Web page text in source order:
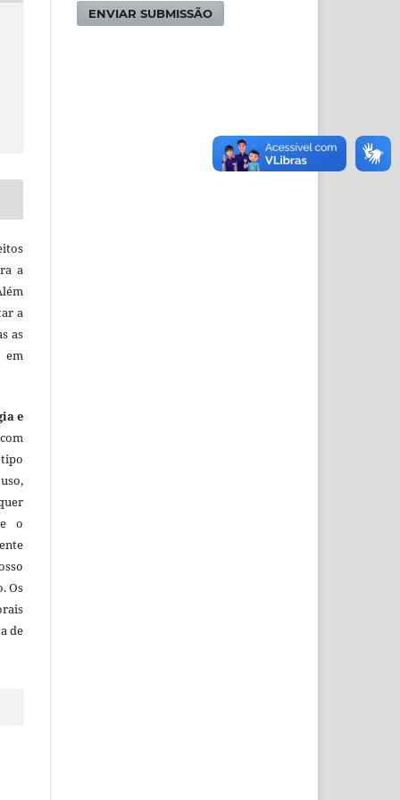
a
a
as
em
e
o
Os
de
ENVIAR SUBMISSÃO